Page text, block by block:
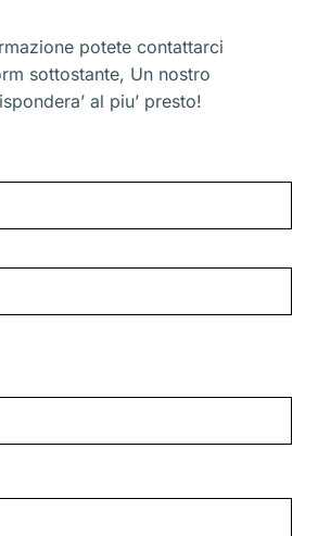
potete contattarci
sottostante, Un nostro
al piu’ presto!